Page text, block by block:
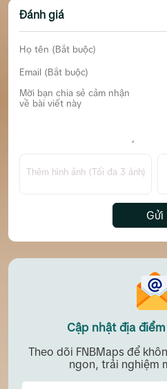
Đánh giá
Thêm hình ảnh (Tối đa 3 ảnh)
Gửi
Cập nhật địa
Theo dõi FNBMaps để
ngon, trải nghiệm